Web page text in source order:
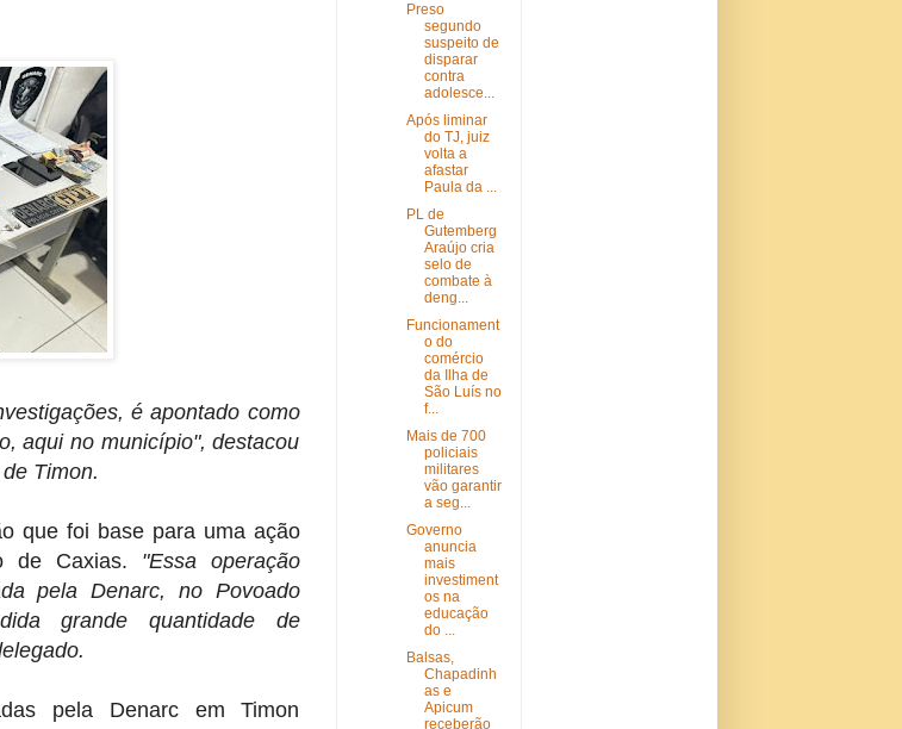
é apontado como
aqui no município", destacou
Timon.
que foi base para uma ação
de Caxias. "Essa operação
pela Denarc, no Povoado
grande quantidade de
pela Denarc em Timon
Preso
segundo
suspeito de
disparar
contra
adolesce...
Após liminar
do TJ, juiz
volta a
afastar
Paula da ...
PL de
Gutemberg
Araújo cria
selo de
combate à
deng...
Funcionament
o do
comércio
da Ilha de
São Luís no
f...
Mais de 700
policiais
militares
vão garantir
a seg...
Governo
anuncia
mais
investiment
os na
educação
do ...
Balsas,
Chapadinh
as e
Apicum
receberão